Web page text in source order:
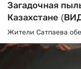
Загадочная
Казахстане
Жители Сатпаева